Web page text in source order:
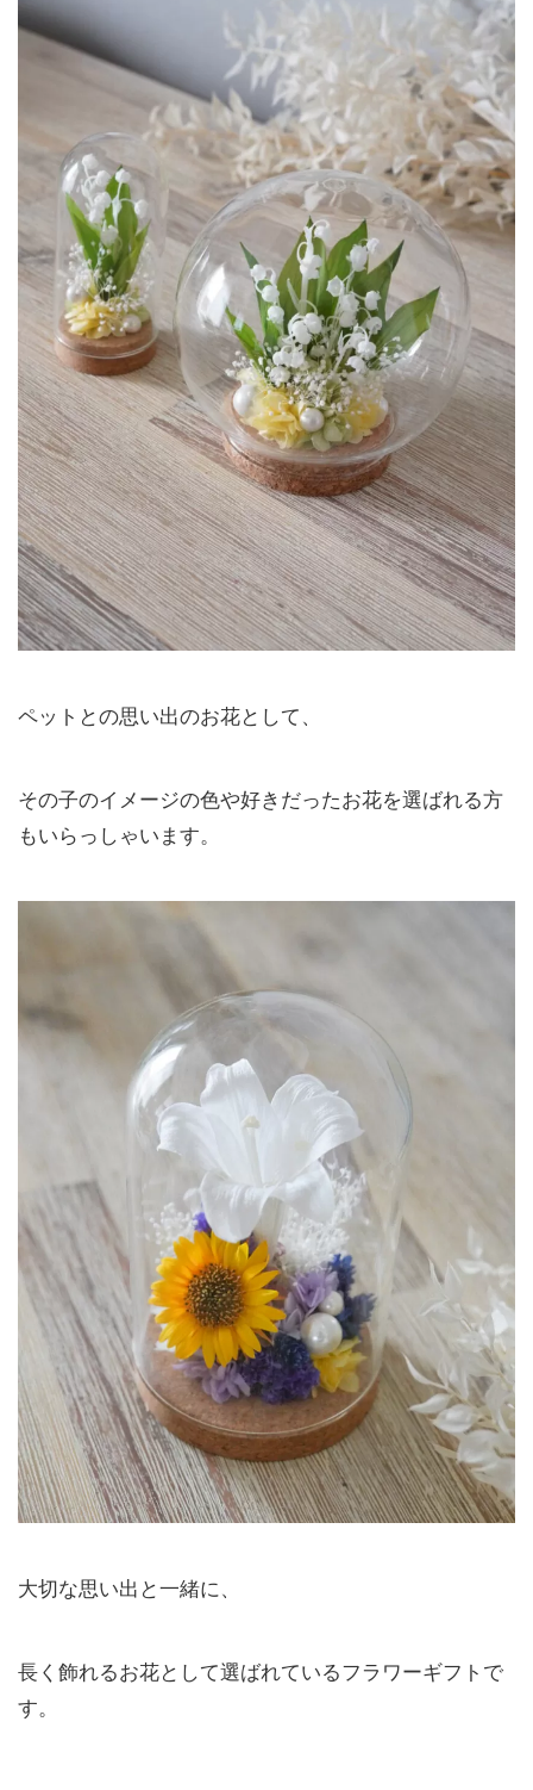
ペットとの思い出のお花として、
その子のイメージの色や好きだったお花を選ばれる方
もいらっしゃいます。
大切な思い出と一緒に、
長く飾れるお花として選ばれているフラワーギフトで
す。